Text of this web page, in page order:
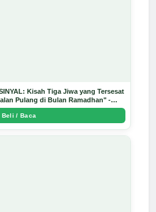
Kisah Tiga Jiwa yang Tersesat
Pulang di Bulan Ramadhan" -
Beli / Baca